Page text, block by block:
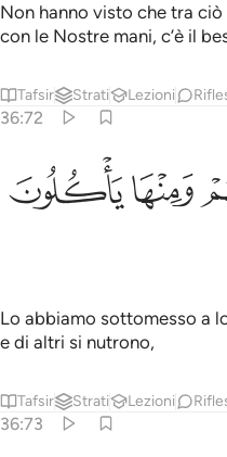
Non hanno visto che tra
con le Nostre mani, c’è il
Tafsir Strati Lezioni
36:72
ﱒﱓ
Lo abbiamo sottomesso a
e di altri si nutrono,
Tafsir Strati Lezioni
36:73